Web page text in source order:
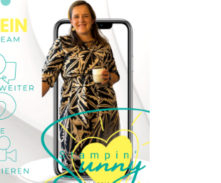
Einsteigen 2025 im Team
Stampin‘ Sunny
23. Januar 2025